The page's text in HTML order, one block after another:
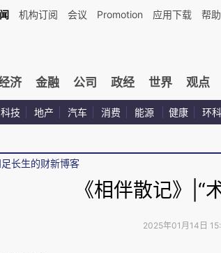
机构订阅 会议 Promotion 应用下载 帮助
济 金融 公司 政经 世界 观点
科技 地产 汽车 消费 能源 健康 环科
长生的财新博客
《相伴散记》|“
2025年01月14日